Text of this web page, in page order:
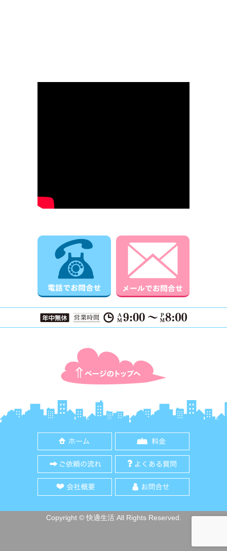
電話でお問合せ
ご依頼の流れ
会社概要
Copyright © 快適生活 All Rights Reserved.